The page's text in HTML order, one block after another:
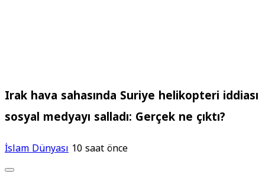
Irak hava sahasında Suriye helikopteri iddiası
sosyal medyayı salladı: Gerçek ne çıktı?
İslam Dünyası 10 saat önce